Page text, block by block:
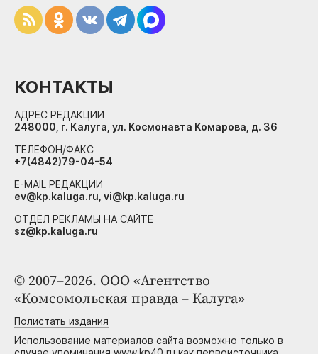
© 2007–2026. ООО «Агентство
«Комсомольская правда – Калуга»
Полистать издания
Использование материалов сайта возможно только в
КОНТАКТЫ
АДРЕС РЕДАКЦИИ
248000, г. Калуга, ул. Космонавта Комарова, д. 36
ТЕЛЕФОН/ФАКС
+7(4842)79-04-54
E-MAIL РЕДАКЦИИ
ev@kp.kaluga.ru, vi@kp.kaluga.ru
ОТДЕЛ РЕКЛАМЫ НА САЙТЕ
sz@kp.kaluga.ru